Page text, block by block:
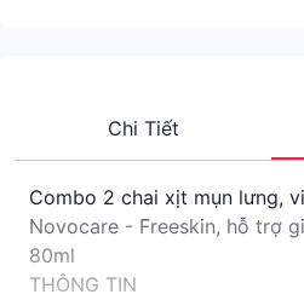
Chi Tiết
Combo 2 chai xịt mụn lưng,
Novocare - Freeskin, hỗ trợ
80ml
THÔNG TIN